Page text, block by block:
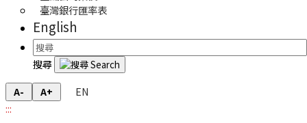
臺灣銀行匯率表
English
搜尋
A- A+
EN
:::